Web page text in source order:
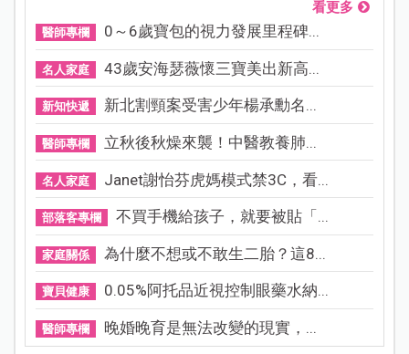
看更多
醫師專欄 0～6歲寶包的視力發展里程碑...
名人家庭 43歲安海瑟薇懷三寶美出新高...
新知快遞 新北割頸案受害少年楊承勳名...
醫師專欄 立秋後秋燥來襲！中醫教養肺...
名人家庭 Janet謝怡芬虎媽模式禁3C，看...
部落客專欄 不買手機給孩子，就要被貼「...
家庭關係 為什麼不想或不敢生二胎？這8...
寶貝健康 0.05%阿托品近視控制眼藥水納...
醫師專欄 晚婚晚育是無法改變的現實，...